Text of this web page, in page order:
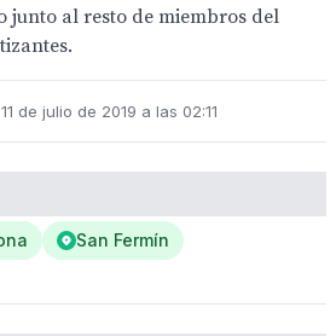
junto al resto de miembros del
11 de julio de 2019 a las 02:11
San Fermín